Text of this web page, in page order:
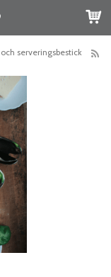
serveringsbestick